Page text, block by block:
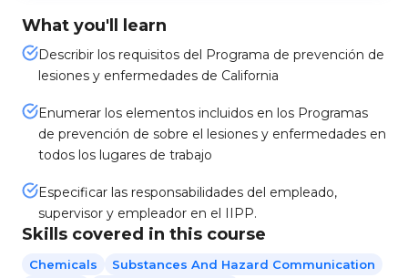
What you'll learn
Describir los requisitos del Programa de prevención de
lesiones y enfermedades de California
Enumerar los elementos incluidos en los Programas
de prevención de sobre el lesiones y enfermedades en
todos los lugares de trabajo
Especificar las responsabilidades del empleado,
supervisor y empleador en el IIPP.
Skills covered in this course
Chemicals
Substances And Hazard Communication